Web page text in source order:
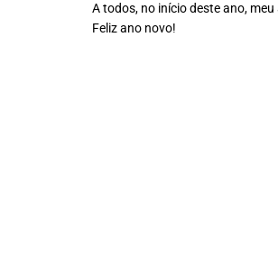
A todos, no início deste ano,
Feliz ano novo!